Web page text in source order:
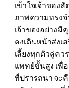
เข้าใจเจ้าของ
ภาพความทรงจ
เจ้าของอย่างมี
คงเดินหน้าส่งเ
เลี้ยงทุกตัวคู่คว
แพทย์ขั้นสูง เพื่
ที่ปรารถนา จะ